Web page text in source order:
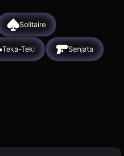
Solitaire
Teka-Teki Senjata